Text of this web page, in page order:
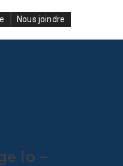
Nous joindre
io –